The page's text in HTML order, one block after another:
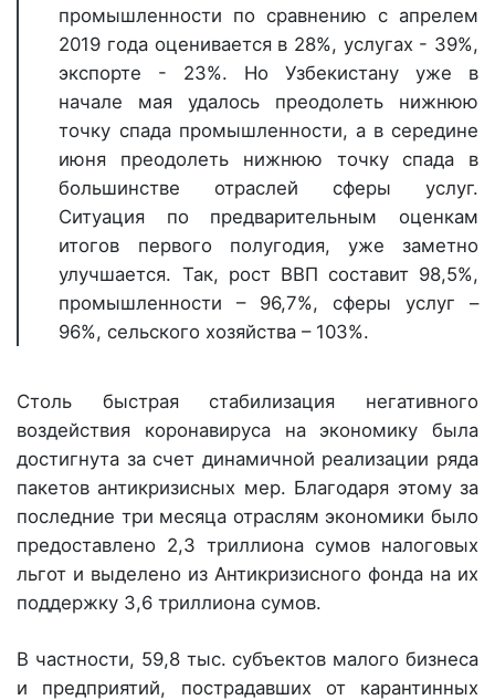
промышленности по сравнению с апрелем
2019 года оценивается в 28%, услугах - 39%,
экспорте - 23%. Но Узбекистану уже в
начале мая удалось преодолеть нижнюю
точку спада промышленности, а в середине
июня преодолеть нижнюю точку спада в
большинстве отраслей сферы услуг.
Ситуация по предварительным оценкам
итогов первого полугодия, уже заметно
улучшается. Так, рост ВВП составит 98,5%,
промышленности – 96,7%, сферы услуг –
96%, сельского хозяйства – 103%.
Столь быстрая стабилизация негативного
воздействия коронавируса на экономику была
достигнута за счет динамичной реализации ряда
пакетов антикризисных мер. Благодаря этому за
последние три месяца отраслям экономики было
предоставлено 2,3 триллиона сумов налоговых
льгот и выделено из Антикризисного фонда на их
поддержку 3,6 триллиона сумов.
В частности, 59,8 тыс. субъектов малого бизнеса
и предприятий, пострадавших от карантинных